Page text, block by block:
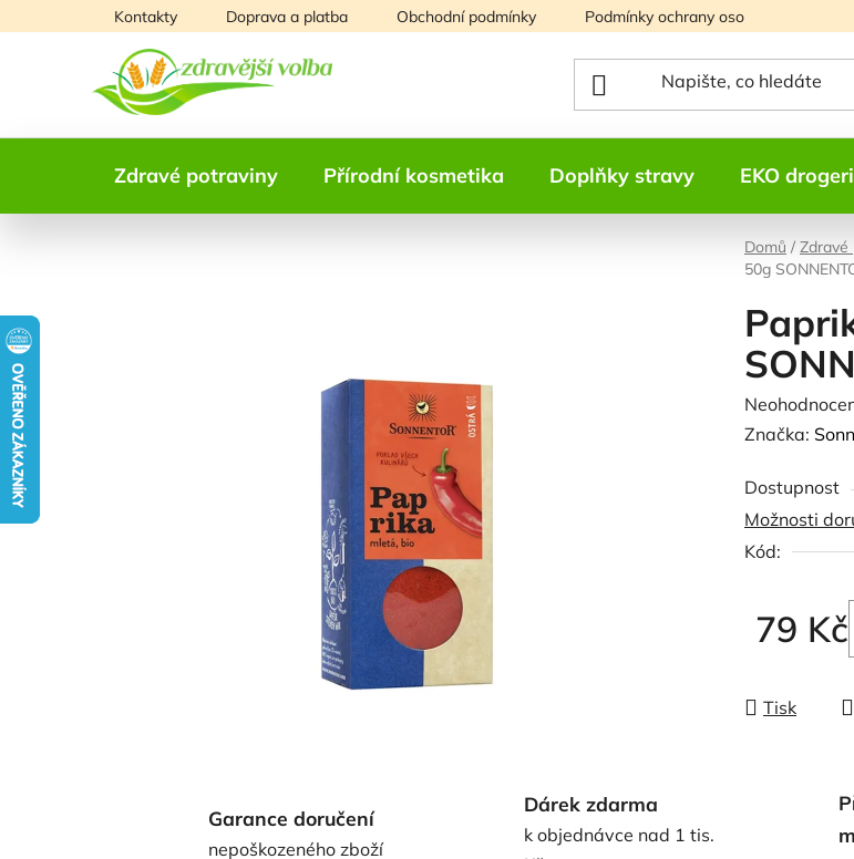
na
Kontakty Doprava a platba Obchodní podmínky Podmínky ochrany osobních údajů
Zdravé potraviny Přírodní kosmetika Doplňky stravy EKO
Domů / Zdravé
50g
Průměrné
hodnocení
je
0,0
z
hvězdiček.
Značka:
Dostupnost
Možnosti
Kód:
79 Kč
Měrná
Tisk
Garance doručení
nepoškozeného zboží
Dárek zdarma
k objednávce nad 1 tis.